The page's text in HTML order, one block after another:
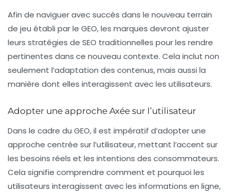
Afin de naviguer avec succès dans le nouveau terrain
de jeu établi par le GEO, les marques devront ajuster
leurs stratégies de SEO traditionnelles pour les rendre
pertinentes dans ce nouveau contexte. Cela inclut non
seulement l’adaptation des contenus, mais aussi la
manière dont elles interagissent avec les utilisateurs.
Adopter une approche Axée sur l’utilisateur
Dans le cadre du GEO, il est impératif d’adopter une
approche centrée sur l’utilisateur, mettant l’accent sur
les besoins réels et les intentions des consommateurs.
Cela signifie comprendre comment et pourquoi les
utilisateurs interagissent avec les informations en ligne,